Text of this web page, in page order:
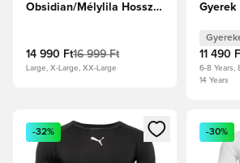
Obsidian/Mélylila Hosszú
14 990 Ft16 999 Ft
Large, X-Large, XX-Large
Gyerek
11 490
6-8 Years,
14 Years
Megnyit egy modált a
-32% -30%